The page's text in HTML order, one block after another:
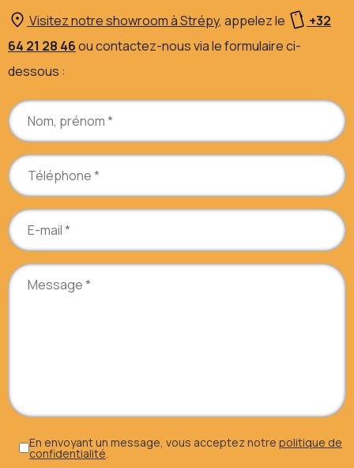
Visitez notre showroom à Strépy, appelez le
+32
64 21 28 46ou contactez-nous via le formulaire ci-
dessous :
En envoyant un message, vous acceptez notre politique de
confidentialité